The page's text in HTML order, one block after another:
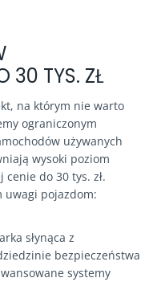
30 TYS. ZŁ
na którym nie warto
ograniczonym
używanych
wysoki poziom
do 30 tys. zł.
uwagi pojazdom:
słynąca z
bezpieczeństwa
systemy